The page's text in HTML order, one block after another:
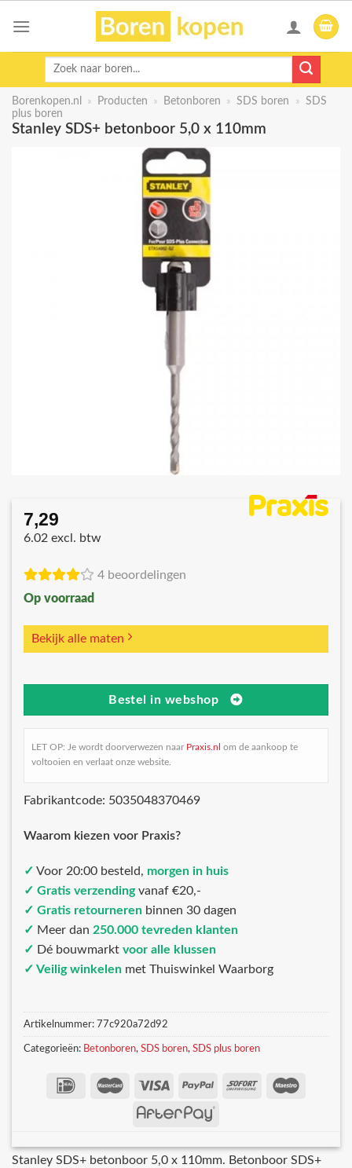
Zoeken
Borenkopen.nl » Producten » Betonboren » SDS boren » SDS
plus boren
Stanley SDS+ betonboor 5,0 x 110mm
7,29
6.02 excl. btw
4 beoordelingen
Op voorraad
Bekijk alle maten
Bestel in webshop
LET OP: Je wordt doorverwezen naar Praxis.nl om de aankoop te
voltooien en verlaat onze website.
Fabrikantcode: 5035048370469
Waarom kiezen voor Praxis?
✓ Voor 20:00 besteld, morgen in huis
✓ Gratis verzendingvanaf €20,-
✓ Gratis retourneren binnen 30 dagen
✓ Meer dan 250.000 tevreden klanten
✓ Dé bouwmarkt voor alle klussen
✓ Veilig winkelen met Thuiswinkel Waarborg
Artikelnummer: 77c920a72d92
Categorieën: Betonboren, SDS boren, SDS plus boren
Stanley SDS+ betonboor 5,0 x 110mm. Betonboor SDS+